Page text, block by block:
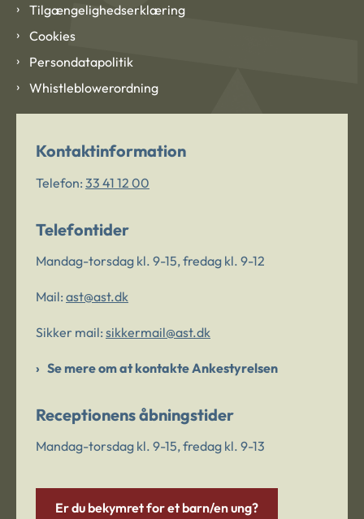
Tilgængelighedserklæring
Cookies
Persondatapolitik
Whistleblowerordning
Kontaktinformation
Telefon: 33 41 12 00
Telefontider
Mandag-torsdag kl. 9-15, fredag kl. 9-12
Mail: ast@ast.dk
Sikker mail: sikkermail@ast.dk
Se mere om at kontakte Ankestyrelsen
Receptionens åbningstider
Mandag-torsdag kl. 9-15, fredag kl. 9-13
Er du bekymret for et barn/en ung?